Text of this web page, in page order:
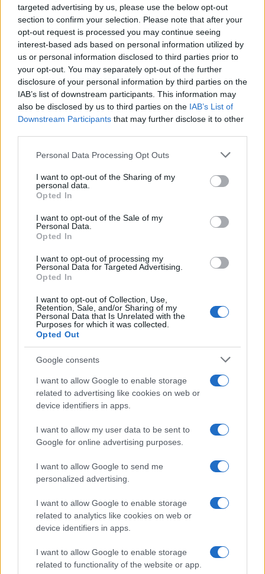
targeted advertising by us, please use the below opt-out
section to confirm your selection. Please note that after your
opt-out request is processed you may continue seeing
interest-based ads based on personal information utilized by
us or personal information disclosed to third parties prior to
your opt-out. You may separately opt-out of the further
disclosure of your personal information by third parties on the
IAB’s list of downstream participants. This information may
also be disclosed by us to third parties on the IAB’s List of
Downstream Participants that may further disclose it to other
Please note that this website/app uses one or more Google
not limited to your visit or usage behaviour. You may click to
grant or deny consent to Google and its third-party tags to
use your data for below specified purposes in below Google
consent section.
Personal Data Processing Opt Outs
I want to opt-out of the Sharing of my
personal data.
Opted In
I want to opt-out of the Sale of my
Personal Data.
Opted In
I want to opt-out of processing my
Personal Data for Targeted Advertising.
Opted In
I want to opt-out of Collection, Use,
Retention, Sale, and/or Sharing of my
Personal Data that Is Unrelated with the
Purposes for which it was collected.
Opted Out
Google consents
I want to allow Google to enable storage
related to advertising like cookies on web or
device identifiers in apps.
I want to allow my user data to be sent to
Google for online advertising purposes.
I want to allow Google to send me
personalized advertising.
I want to allow Google to enable storage
related to analytics like cookies on web or
device identifiers in apps.
I want to allow Google to enable storage
related to functionality of the website or app.
Sigue leyendo
ARTE
Explorando parques escultóricos, street art y
jardines museísticos
Diego Herrera · 30 Jul 2026